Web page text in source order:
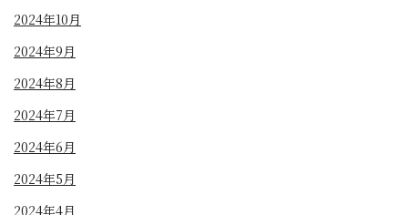
2024年10月
2024年9月
2024年8月
2024年7月
2024年6月
2024年5月
2024年4月